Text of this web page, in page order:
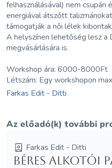
felhasználásával) nem csupán
energiával átszőtt
támogatják a női lélek
A helyszínen lehetőség lesz a
megvásárlására is.
Workshop ára: 6000-8000Ft
Létszám: Egy workshopon
Farkas Edit - Ditti
Az előadó(k) további
Farkas Edit - Ditti
Béres Alkotói